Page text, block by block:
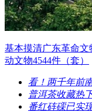
基本摸清广东革命文
动文物4544件（套）
看！两千年前
普洱茶收藏热
番红砗磲已实